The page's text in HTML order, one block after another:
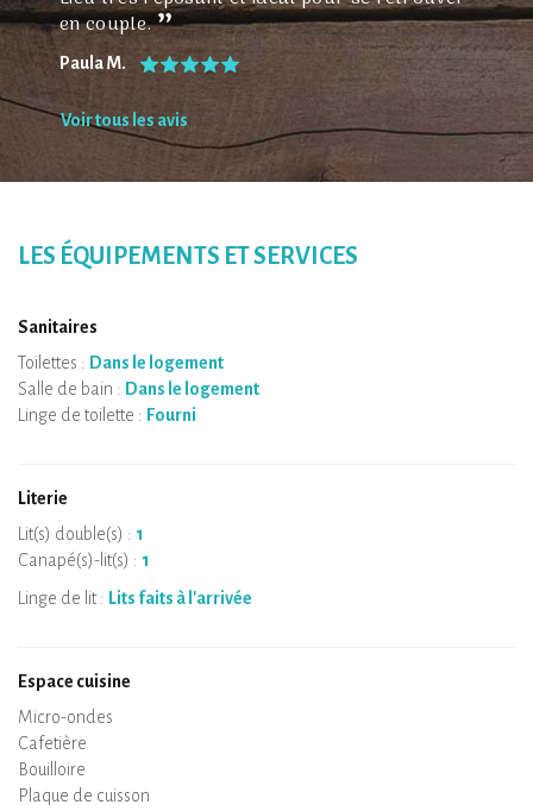
en couple.
Paula M.
Voir tous les avis
LES ÉQUIPEMENTS ET SERVICES
Sanitaires
Toilettes : Dans le logement
Salle de bain : Dans le logement
Linge de toilette : Fourni
Literie
Lit(s) double(s) : 1
Canapé(s)-lit(s) : 1
Linge de lit : Lits faits à l'arrivée
Espace cuisine
Micro-ondes
Cafetière
Bouilloire
Plaque de cuisson